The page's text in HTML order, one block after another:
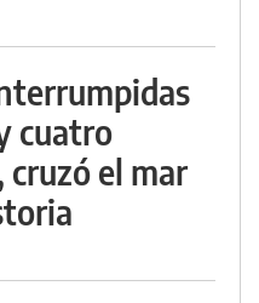
cuatro
el mar